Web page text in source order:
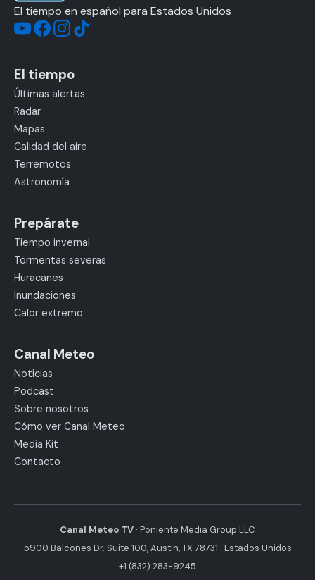
El tiempo en español para Estados Unidos
El tiempo
Últimas alertas
Radar
Mapas
Calidad del aire
Terremotos
Astronomía
Prepárate
Tiempo invernal
Tormentas severas
Huracanes
Inundaciones
Calor extremo
Canal Meteo
Noticias
Podcast
Sobre nosotros
Cómo ver Canal Meteo
Media Kit
Contacto
Canal Meteo TV · Poniente Media Group LLC
5900 Balcones Dr. Suite 100, Austin, TX 78731 · Estados Unidos
+1 (832) 283-9245